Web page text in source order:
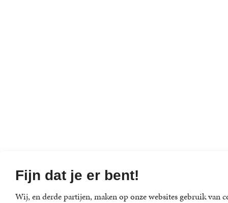
Fijn dat je er bent!
Wij, en derde partijen, maken op onze websites gebruik van